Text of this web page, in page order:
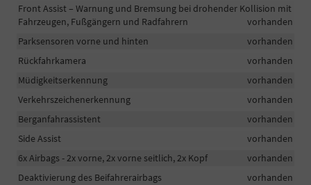
Front Assist – Warnung und Bremsung bei drohender Kollision mit
Fahrzeugen, Fußgängern und Radfahrern
vorhanden
Parksensoren vorne und hinten
vorhanden
Rückfahrkamera
vorhanden
Müdigkeitserkennung
vorhanden
Verkehrszeichenerkennung
vorhanden
Berganfahrassistent
vorhanden
Side Assist
vorhanden
6x Airbags - 2x vorne, 2x vorne seitlich, 2x Kopf
vorhanden
Deaktivierung des Beifahrerairbags
vorhanden